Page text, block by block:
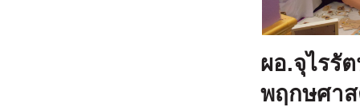
ผอ.จุไรรั
พฤกษศาส